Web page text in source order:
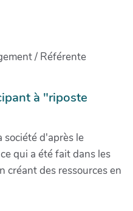
/ Référente
à "riposte
société d'après le
qui a été fait dans les
créant des ressources en